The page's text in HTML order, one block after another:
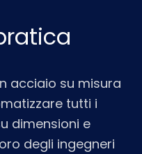
acciaio su misura
tutti i
dimensioni e
degli ingegneri